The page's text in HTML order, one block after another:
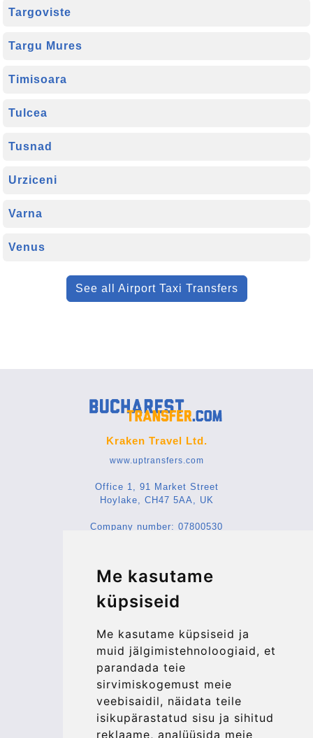
Me kasutame
küpsiseid
Me kasutame küpsiseid ja
muid jälgimistehnoloogiaid, et
parandada teie
sirvimiskogemust meie
veebisaidil, näidata teile
isikupärastatud sisu ja sihitud
reklaame, analüüsida meie
Targoviste
Targu Mures
Timisoara
Tulcea
Tusnad
Urziceni
Varna
Venus
See all Airport Taxi Transfers
Kraken Travel Ltd.
www.uptransfers.com
Office 1, 91 Market Street
Hoylake, CH47 5AA, UK
Company number: 07800530
More
Blog
Contact
info@bucharesttransfer.com
Secure Payment with STRIPE